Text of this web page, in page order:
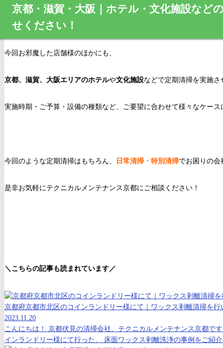
京都・滋賀・大阪｜ホテル・文化施設など
せください！
今回お邪魔した店舗様のほかにも、
京都、滋賀、大阪エリアのホテルや文化施設などで定期清掃を実施
実施時期・ご予算・設備の種類など、ご要望に合わせて様々なケー
今回のような定期清掃はもちろん、 日常清掃・特別清掃でお困りの会
是非お気軽にテクニカルメンテナンス京都にご相談ください！
＼こちらの記事も読まれています／
京都府京都市北区のコインランドリー様にて｜ワックス剥離清掃を行
2023.11.20
こんにちは！ 京都伏見の清掃会社、テクニカルメンテナンス京都で
インランドリー様にて行った、 床面ワックス剥離洗浄の事例をご紹